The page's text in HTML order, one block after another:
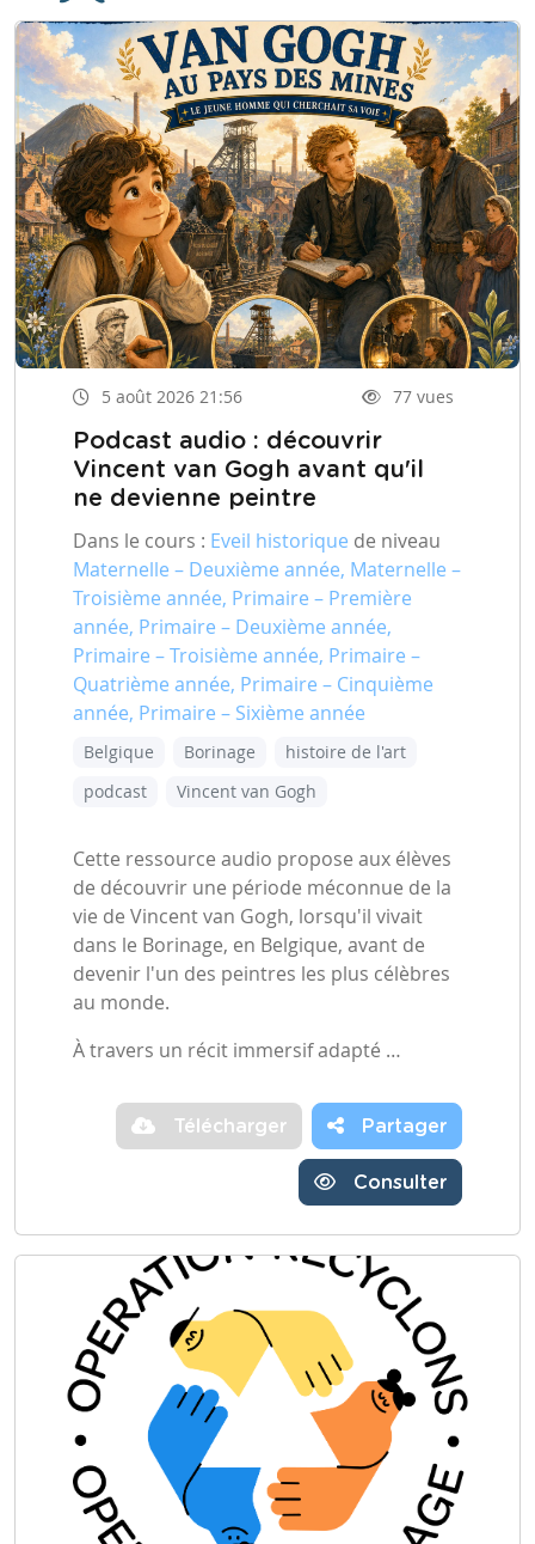
5 août 2026 21:56 77 vues
Podcast audio : découvrir
Vincent van Gogh avant qu'il
ne devienne peintre
Dans le cours : Eveil historique de niveau
Maternelle – Deuxième année, Maternelle –
Troisième année, Primaire – Première
année, Primaire – Deuxième année,
Primaire – Troisième année, Primaire –
Quatrième année, Primaire – Cinquième
année, Primaire – Sixième année
Belgique Borinage
histoire de l'art
podcast
Vincent van Gogh
Cette ressource audio propose aux élèves
de découvrir une période méconnue de la
vie de Vincent van Gogh, lorsqu'il vivait
dans le Borinage, en Belgique, avant de
devenir l'un des peintres les plus célèbres
au monde.
À travers un récit immersif adapté …
Télécharger Partager
Consulter